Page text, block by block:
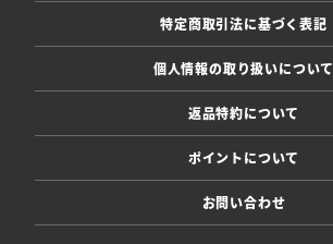
特定商取引法に基づく表記
個人情報の取り扱いについて
返品特約について
ポイントについて
お問い合わせ